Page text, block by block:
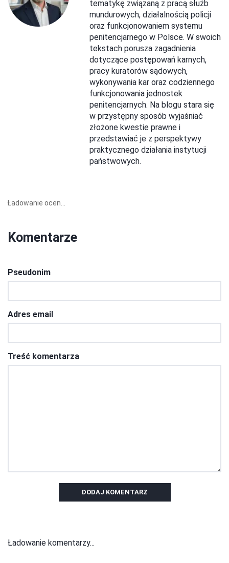
tematykę związaną z pracą służb
mundurowych, działalnością policji
oraz funkcjonowaniem systemu
penitencjarnego w Polsce. W swoich
tekstach porusza zagadnienia
dotyczące postępowań karnych,
pracy kuratorów sądowych,
wykonywania kar oraz codziennego
funkcjonowania jednostek
penitencjarnych. Na blogu stara się
w przystępny sposób wyjaśniać
złożone kwestie prawne i
przedstawiać je z perspektywy
praktycznego działania instytucji
państwowych.
Ładowanie ocen...
Komentarze
Pseudonim
Adres email
Treść komentarza
DODAJ KOMENTARZ
Ładowanie komentarzy...